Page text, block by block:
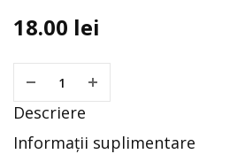
18.00 lei
Descriere
Informații suplimentare